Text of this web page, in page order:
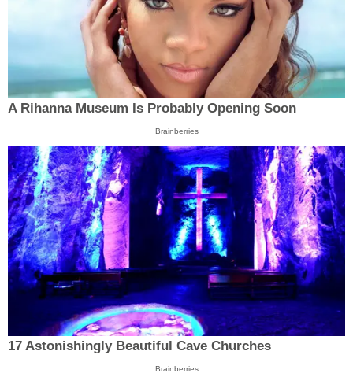
A Rihanna Museum Is Probably Opening Soon
Brainberries
17 Astonishingly Beautiful Cave Churches
Brainberries